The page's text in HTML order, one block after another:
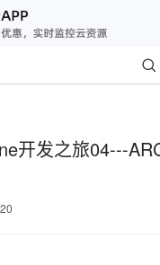
开发之旅04---